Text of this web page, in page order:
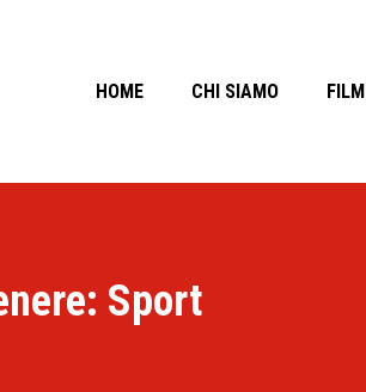
HOME CHI SIAMO FILM
Sport